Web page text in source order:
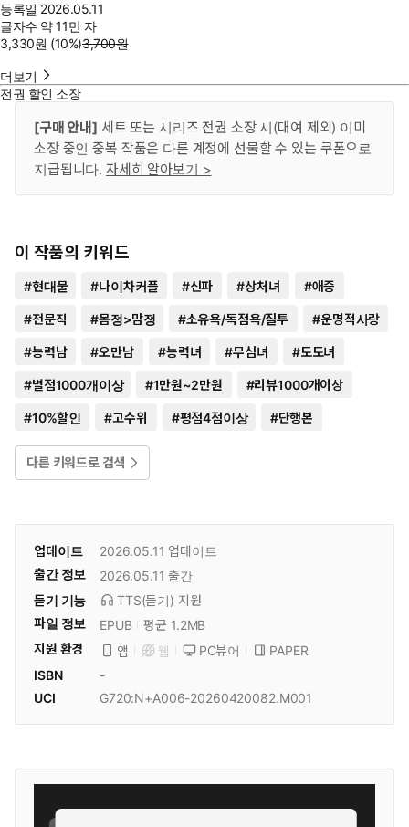
등록일 2026.05.11
글자수 약 11만 자
3,330원 (10%)3,700원
더보기
전권 할인 소장
[구매 안내] 세트 또는 시리즈 전권 소장 시(대여 제외) 이미
소장 중인 중복 작품은 다른 계정에 선물할 수 있는 쿠폰으로
지급됩니다. 자세히 알아보기 >
이 작품의 키워드
#현대물 #나이차커플 #신파 #상처녀 #애증
#전문직 #몸정>맘정 #소유욕/독점욕/질투 #운명적사랑
#능력남 #오만남 #능력녀 #무심녀 #도도녀
#별점1000개이상 #1만원~2만원 #리뷰1000개이상
#10%할인 #고수위 #평점4점이상 #단행본
다른 키워드로 검색
업데이트 2026.05.11 업데이트
출간 정보
2026.05.11 출간
듣기 기능
TTS(듣기) 지원
파일 정보
EPUB
평균 1.2MB
지원 환경
앱 웹 PC뷰어
PAPER
ISBN
-
UCI
G720:N+A006-20260420082.M001